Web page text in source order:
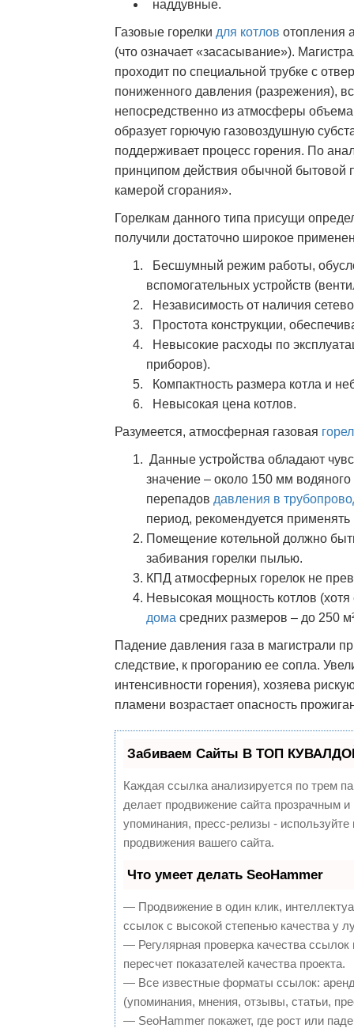
наддувные.
Газовые горелки для котлов отопления
(что означает «засасывание»).
проходит по специальной трубке с
пониженного давления (разрежения),
непосредственно из атмосферы
образует горючую газовоздушную
поддерживает процесс горения. По
принципом действия обычной бытовой
камерой сгорания».
Горелкам данного типа присущи
получили достаточно широкое
Бесшумный режим работы,
вспомогательных устройств
Независимость от наличия
Простота конструкции,
Невысокие расходы по
приборов).
Компактность размера котла и
Невысокая цена котлов.
Разумеется, атмосферная газовая
Данные устройства обладают
значение – около 150 мм водяного
перепадов давления в
период, рекомендуется
Помещение котельной должно
забивания горелки пылью.
КПД атмосферных горелок не
Невысокая мощность котлов
дома средних размеров – до 250
Падение давления газа в магистрали
следствие, к прогоранию ее сопла.
интенсивности горения), хозяева
пламени возрастает опасность
Забиваем Сайты В ТОП
Каждая ссылка анализируется по трем
делает продвижение сайта прозрачным
упоминания, пресс-релизы -
продвижения вашего сайта.
Что умеет делать SeoHammer
— Продвижение в один клик,
ссылок с высокой степенью качества у
— Регулярная проверка качества
пересчет показателей качества проекта.
— Все известные форматы ссылок:
(упоминания, мнения, отзывы, статьи,
— SeoHammer покажет, где рост или